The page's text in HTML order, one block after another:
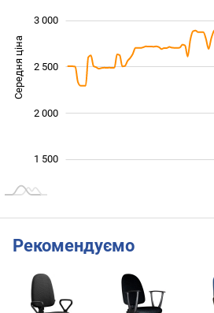
Середня ціна 1 800
2 000
3 000
2 500
1 500
Рекомендуємо